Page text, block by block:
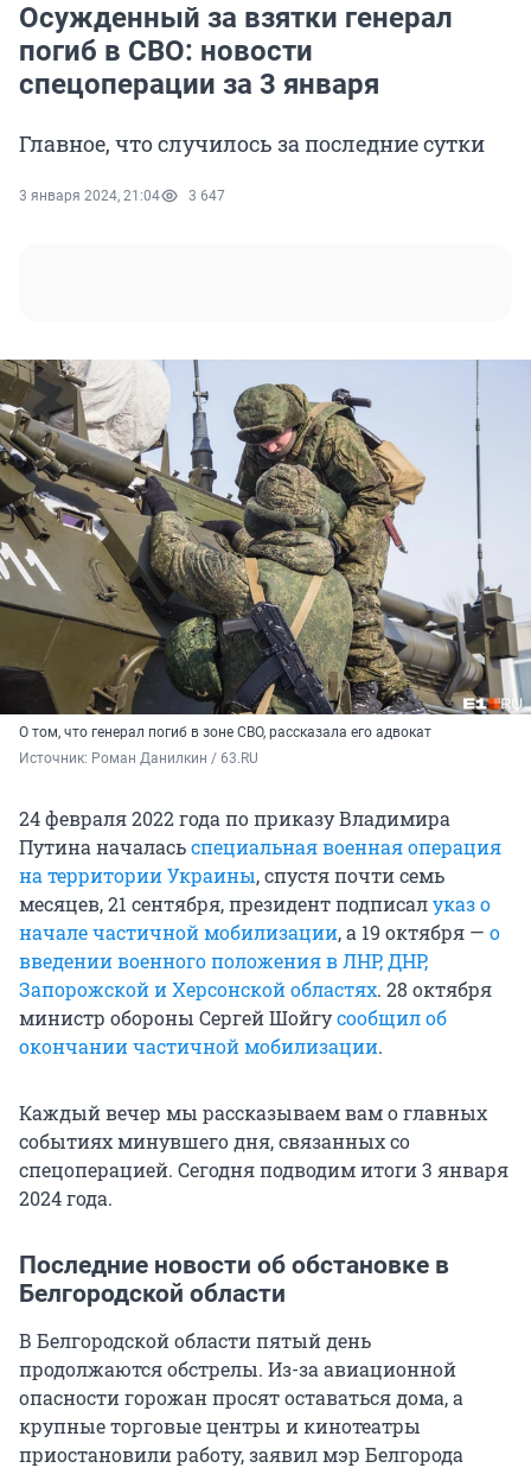
Осужденный за взятки генерал
погиб в СВО: новости
спецоперации за 3 января
Главное, что случилось за последние сутки
3 января 2024, 21:04 3 647
О том, что генерал погиб в зоне СВО, рассказала его адвокат
Источник: Роман Данилкин / 63.RU
24 февраля 2022 года по приказу Владимира
Путина началасьспециальная военная операция
на территории Украины, спустя почти семь
месяцев, 21 сентября, президент подписалуказ о
начале частичной мобилизации, а 19 октября — о
введении военного положения в ЛНР, ДНР,
Запорожской и Херсонской областях. 28 октября
министр обороны Сергей Шойгусообщил об
окончании частичной мобилизации.
Каждый вечер мы рассказываем вам о главных
событиях минувшего дня, связанных со
спецоперацией. Сегодня подводим итоги 3 января
2024 года.
Последние новости об обстановке в
Белгородской области
В Белгородской области пятый день
продолжаются обстрелы. Из-за авиационной
опасности горожан просят оставаться дома, а
крупные торговые центры и кинотеатры
приостановили работу, заявил мэр Белгорода